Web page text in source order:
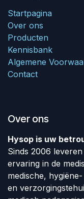
Startpagina
Over ons
Producten
Kennisbank
Algemene
Contact
Over ons
Hysop is uw
Sinds 2006
ervaring in de
medische,
en